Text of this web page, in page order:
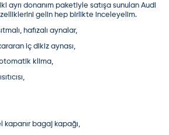
ayrı donanım paketiyle satışa sunulan Audi
gelin hep birlikte inceleyelim.
hafızalı aynalar,
iç dikiz aynası,
klima,
kapanır bagaj kapağı,